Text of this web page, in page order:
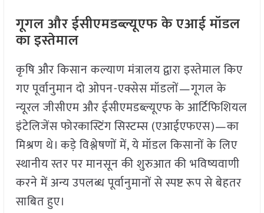
गूगल और ईसीएमडब्ल्यूएफ के एआई मॉडल
का इस्तेमाल
कृषि और किसान कल्याण मंत्रालय द्वारा इस्तेमाल किए
गए पूर्वानुमान दो ओपन-एक्सेस मॉडलों—गूगल के
न्यूरल जीसीएम और ईसीएमडब्ल्यूएफ के आर्टिफिशियल
इंटेलिजेंस फोरकास्टिंग सिस्टम्स (एआईएफएस)—का
मिश्रण थे। कड़े विश्लेषणों में, ये मॉडल किसानों के लिए
स्थानीय स्तर पर मानसून की शुरुआत की भविष्यवाणी
करने में अन्य उपलब्ध पूर्वानुमानों से स्पष्ट रूप से बेहतर
साबित हुए।